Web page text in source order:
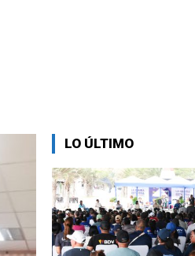
LO ÚLTIMO